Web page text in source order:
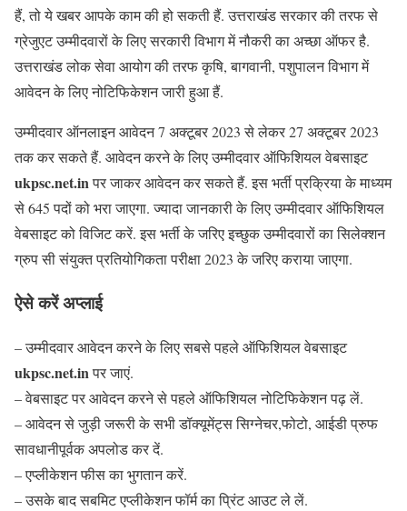
हैं, तो ये खबर आपके काम की हो सकती हैं. उत्तराखंड सरकार की तरफ से
ग्रेजुएट उम्मीदवारों के लिए सरकारी विभाग में नौकरी का अच्छा ऑफर है.
उत्तराखंड लोक सेवा आयोग की तरफ कृषि, बागवानी, पशुपालन विभाग में
आवेदन के लिए नोटिफिकेशन जारी हुआ हैं.
उम्मीदवार ऑनलाइन आवेदन 7 अक्टूबर 2023 से लेकर 27 अक्टूबर 2023
तक कर सकते हैं. आवेदन करने के लिए उम्मीदवार ऑफिशियल वेबसाइट
ukpsc.net.inपर जाकर आवेदन कर सकते हैं. इस भर्ती प्रक्रिया के माध्यम
से 645 पदों को भरा जाएगा. ज्यादा जानकारी के लिए उम्मीदवार ऑफिशियल
वेबसाइट को विजिट करें. इस भर्ती के जरिए इच्छुक उम्मीदवारों का सिलेक्शन
ग्रुप सी संयुक्त प्रतियोगिकता परीक्षा 2023 के जरिए कराया जाएगा.
ऐसे करें अप्लाई
– उम्मीदवार आवेदन करने के लिए सबसे पहले ऑफिशियल वेबसाइट
ukpsc.net.inपर जाएं.
– वेबसाइट पर आवेदन करने से पहले ऑफिशियल नोटिफिकेशन पढ़ लें.
– आवेदन से जुड़ी जरूरी के सभी डॉक्यूमेंट्स सिग्नेचर,फोटो, आईडी प्रुफ
सावधानीपूर्वक अपलोड कर दें.
– एप्लीकेशन फीस का भुगतान करें.
– उसके बाद सबमिट एप्लीकेशन फॉर्म का प्रिंट आउट ले लें.